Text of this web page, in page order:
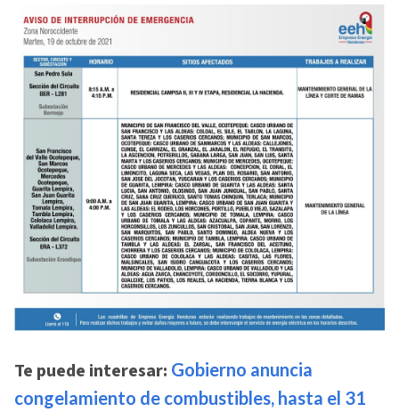
Te puede interesar: Gobierno anuncia
congelamiento de combustibles, hasta el 31